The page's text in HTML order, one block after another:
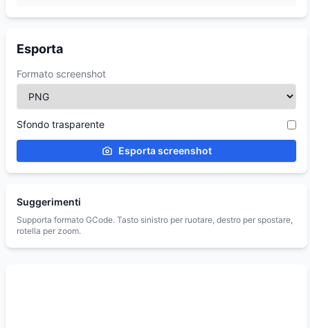
Esporta
Formato screenshot
Sfondo trasparente
Esporta screenshot
Suggerimenti
Supporta formato GCode. Tasto sinistro per ruotare, destro per spostare,
rotella per zoom.